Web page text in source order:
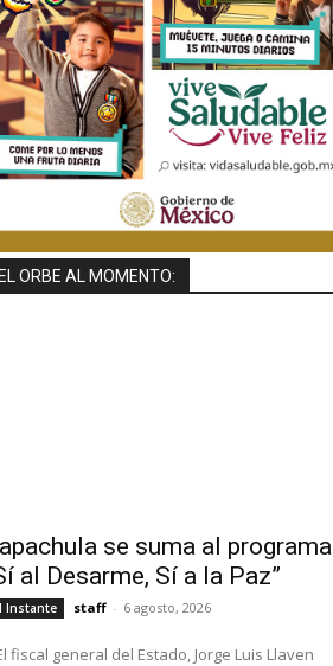
EL ORBE AL MOMENTO:
se suma al programa
al Desarme, Sí a la Paz”
Instante staff - 6 agosto, 2026
fiscal general del Estado, Jorge Luis Llaven